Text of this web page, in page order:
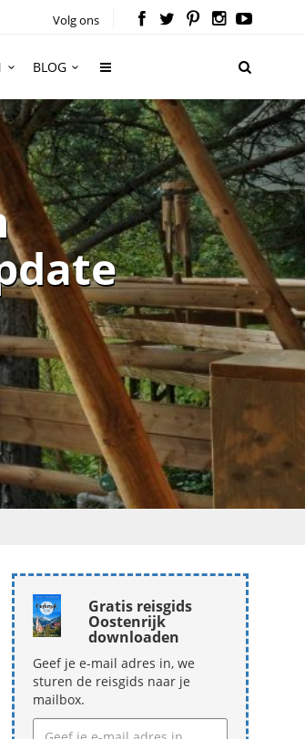
Volg ons
BLOG
Gratis reisgids
Oostenrijk
downloaden
Geef je e-mail adres in, we
sturen de reisgids naar je
mailbox.